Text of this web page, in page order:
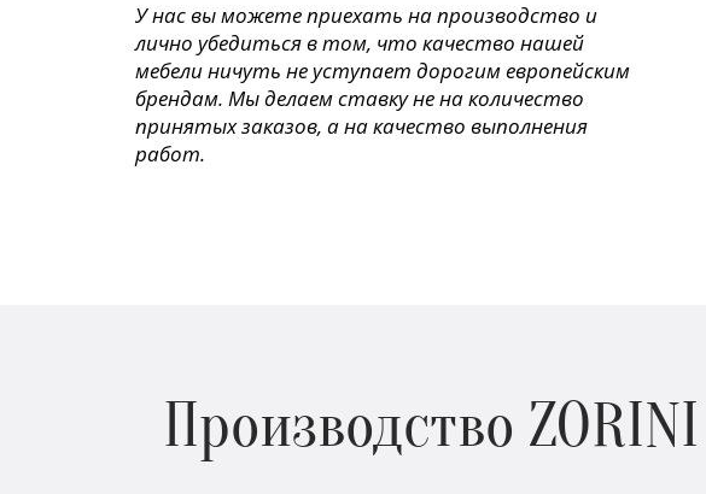
У нас вы можете приехать на производство и
лично убедиться в том, что качество нашей
мебели ничуть не уступает дорогим европейским
брендам. Мы делаем ставку не на количество
принятых заказов, а на качество выполнения
работ.
Производство ZORINI